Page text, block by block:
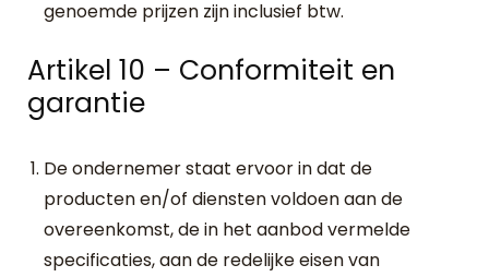
genoemde prijzen zijn inclusief btw.
Artikel 10 – Conformiteit en
garantie
De ondernemer staat ervoor in dat de
producten en/of diensten voldoen aan de
overeenkomst, de in het aanbod vermelde
specificaties, aan de redelijke eisen van